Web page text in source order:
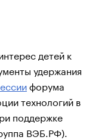
детей к
удержания
форума
технологий в
поддержке
ВЭБ.РФ).